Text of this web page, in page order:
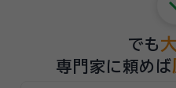
でも
専門家に頼めば